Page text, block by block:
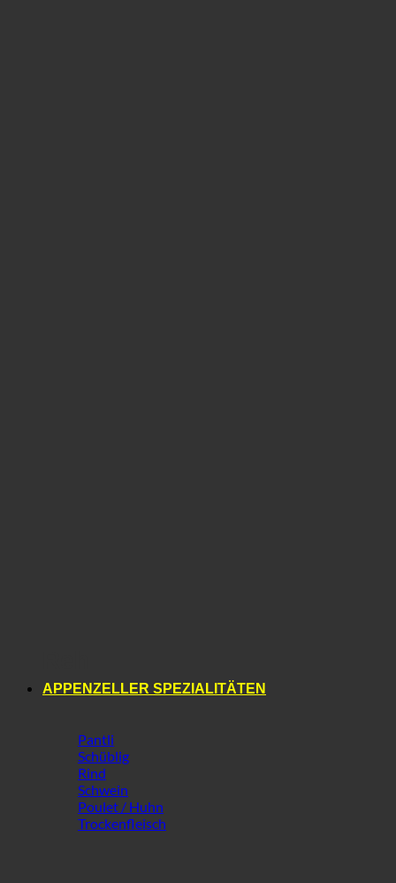
APPENZELLER SPEZIALITÄTEN
Pantli
Schüblig
Rind
Schwein
Poulet / Huhn
Trockenfleisch